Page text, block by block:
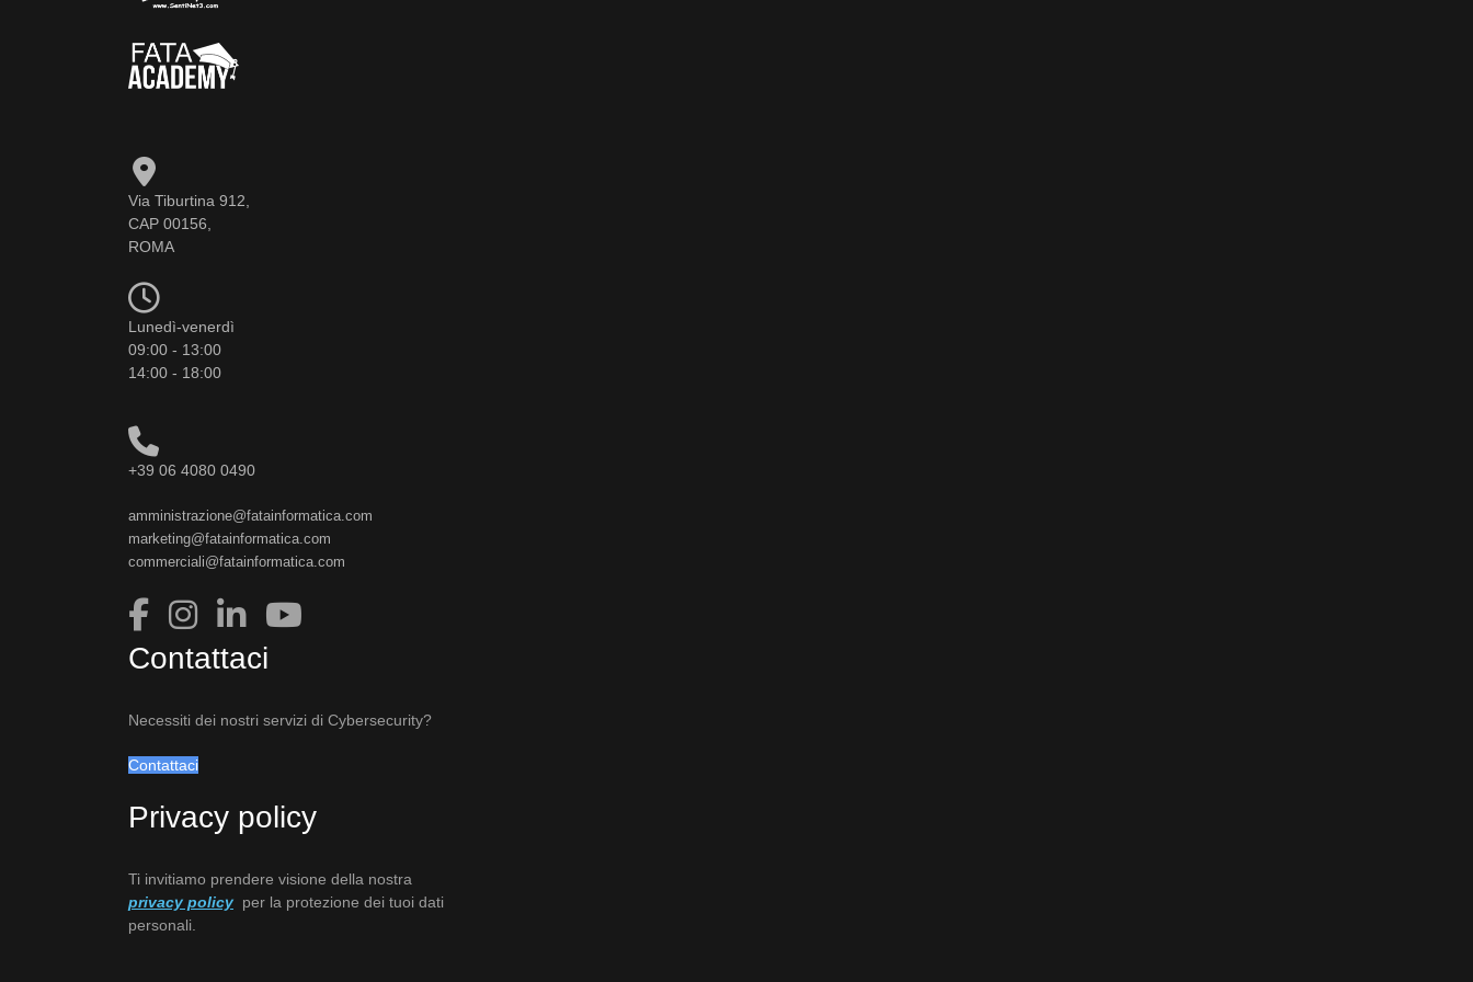
Via Tiburtina 912,
CAP 00156,
ROMA
Lunedì-venerdì
09:00 - 13:00
14:00 - 18:00
+39 06 4080 0490
amministrazione@fatainformatica.com
marketing@fatainformatica.com
commerciali@fatainformatica.com
Contattaci
Necessiti dei nostri servizi di Cybersecurity?
Contattaci
Privacy policy
Ti invitiamo prendere visione della nostra
privacy policy per la protezione dei tuoi dati
personali.